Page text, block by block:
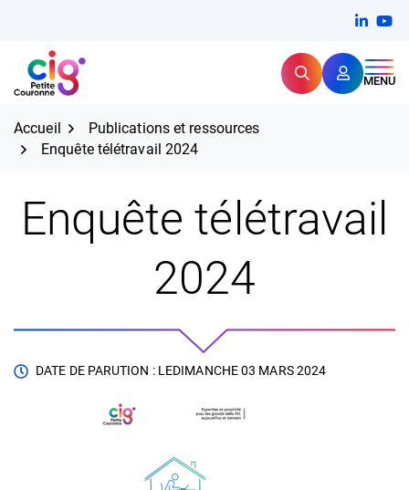
contenu
CIG Petite Couronne RechercherMENU
Expertise et proximité pour
Accueil
Publications et ressources
Enquête télétravail 2024
Enquête télétravail
2024
DATE DE PARUTION : LEDIMANCHE 03 MARS 2024